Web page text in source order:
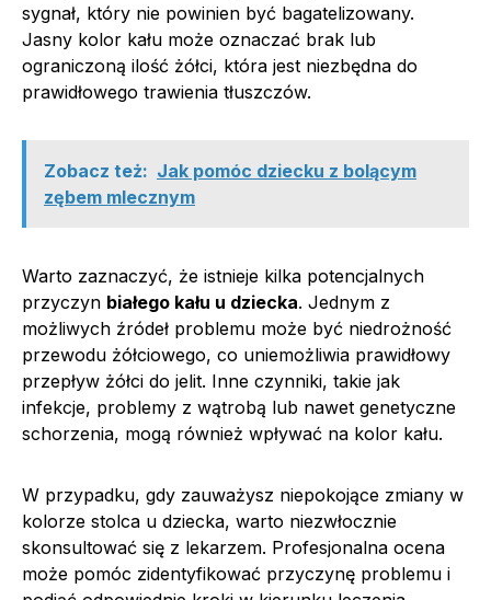
sygnał, który nie powinien być bagatelizowany.
Jasny kolor kału może oznaczać brak lub
ograniczoną ilość żółci, która jest niezbędna do
prawidłowego trawienia tłuszczów.
Zobacz też: Jak pomóc dziecku z bolącym
zębem mlecznym
Warto zaznaczyć, że istnieje kilka potencjalnych
przyczyn białego kału u dziecka. Jednym z
możliwych źródeł problemu może być niedrożność
przewodu żółciowego, co uniemożliwia prawidłowy
przepływ żółci do jelit. Inne czynniki, takie jak
infekcje, problemy z wątrobą lub nawet genetyczne
schorzenia, mogą również wpływać na kolor kału.
W przypadku, gdy zauważysz niepokojące zmiany w
kolorze stolca u dziecka, warto niezwłocznie
skonsultować się z lekarzem. Profesjonalna ocena
może pomóc zidentyfikować przyczynę problemu i